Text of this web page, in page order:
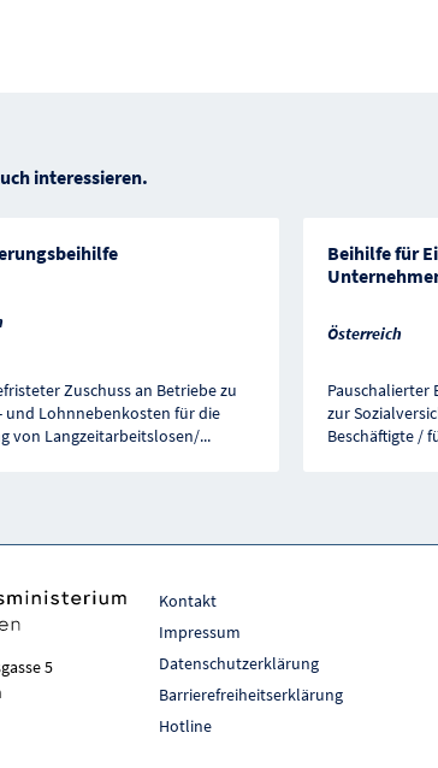
interessieren.
Zuschuss an Betriebe zu
und Lohnnebenkosten für die
von Langzeitarbeitslosen/...
Beihilfe für
Österreich
Pauschalierter
zur
Beschäftigte /
5
Kontakt
Impressum
Datenschutzerklärung
Barrierefreiheitserklärung
Hotline